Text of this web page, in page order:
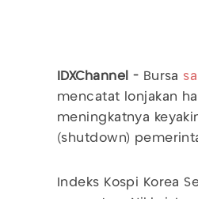
IDXChannel - Bursa
mencatat lonjakan
meningkatnya
(shutdown)
Indeks Kospi Korea